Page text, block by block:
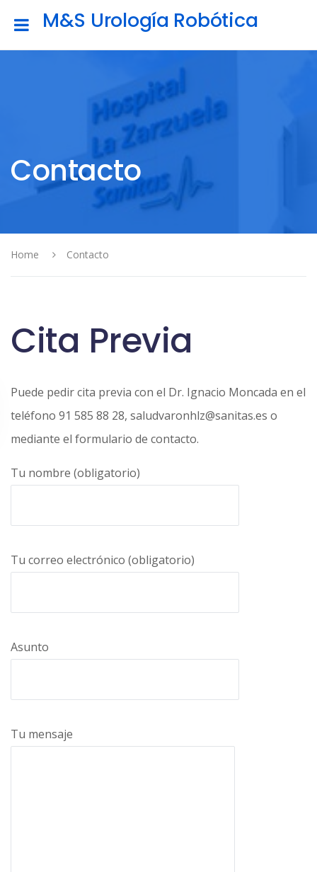
M&S Urología Robótica
Contacto
Home Contacto
Cita Previa
Puede pedir cita previa con el Dr. Ignacio Moncada en el
teléfono 91 585 88 28, saludvaronhlz@sanitas.es o
mediante el formulario de contacto.
Tu nombre (obligatorio)
Tu correo electrónico (obligatorio)
Asunto
Tu mensaje